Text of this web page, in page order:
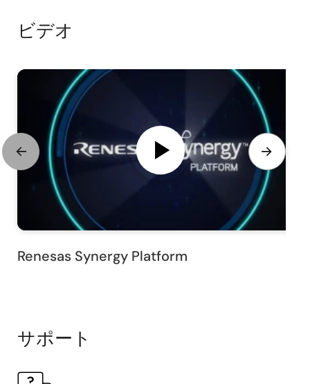
ビデオ
Renesas Synergy Platform
サポート